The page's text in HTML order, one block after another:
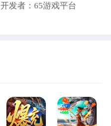
开发者：65游戏平台